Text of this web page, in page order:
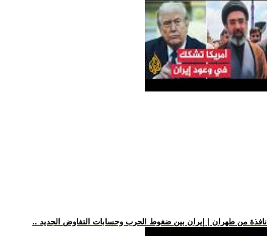
.. نافذة من طهران | إيران بين ضغوط الحرب وحسابات التفاوض الجديد